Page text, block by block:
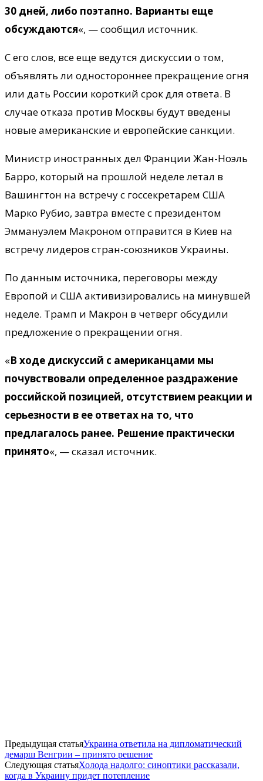
30 дней, либо поэтапно. Варианты еще
обсуждаются«, — сообщил источник.
С его слов, все еще ведутся дискуссии о том,
объявлять ли одностороннее прекращение огня
или дать России короткий срок для ответа. В
случае отказа против Москвы будут введены
новые американские и европейские санкции.
Министр иностранных дел Франции Жан-Ноэль
Барро, который на прошлой неделе летал в
Вашингтон на встречу с госсекретарем США
Марко Рубио, завтра вместе с президентом
Эммануэлем Макроном отправится в Киев на
встречу лидеров стран-союзников Украины.
По данным источника, переговоры между
Европой и США активизировались на минувшей
неделе. Трамп и Макрон в четверг обсудили
предложение о прекращении огня.
«В ходе дискуссий с американцами мы
почувствовали определенное раздражение
российской позицией, отсутствием реакции и
серьезности в ее ответах на то, что
предлагалось ранее. Решение практически
принято«, — сказал источник.
Предыдущая статьяУкраина ответила на дипломатический
демарш Венгрии – принято решение
Следующая статья​Холода надолго: синоптики рассказали,
когда в Украину придет потепление